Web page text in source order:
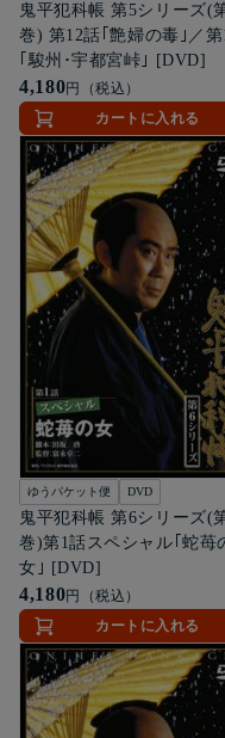
鬼平犯科帳 第5シリーズ(
巻) 第12話｢艶婦の毒｣／
｢駿州･宇都宮峠｣ [DVD]
4,180円（税込）
カートに入れる
ゆうパケット便 DVD
鬼平犯科帳 第6シリーズ(
巻)第1話スペシャル｢蛇苺
女｣ [DVD]
4,180円（税込）
カートに入れる